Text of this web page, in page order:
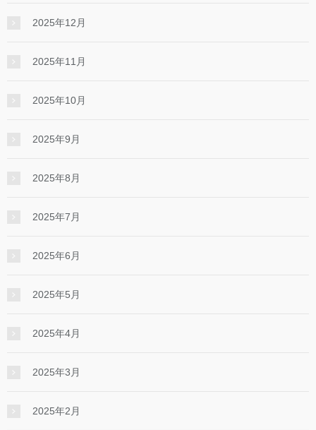
2025年12月
2025年11月
2025年10月
2025年9月
2025年8月
2025年7月
2025年6月
2025年5月
2025年4月
2025年3月
2025年2月